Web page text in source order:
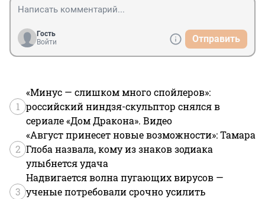
Гость
Войти
Отправить
1
«Минус — слишком много спойлеров»:
российский ниндзя-скульптор снялся в
сериале «Дом Дракона». Видео
2
«Август принесет новые возможности»: Тамара
Глоба назвала, кому из знаков зодиака
улыбнется удача
3
Надвигается волна пугающих вирусов —
ученые потребовали срочно усилить